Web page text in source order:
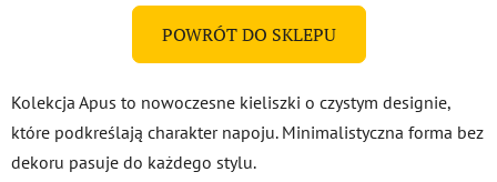
POWRÓT DO SKLEPU
Kolekcja Apus to nowoczesne kieliszki o czystym designie,
które podkreślają charakter napoju. Minimalistyczna forma bez
dekoru pasuje do każdego stylu.